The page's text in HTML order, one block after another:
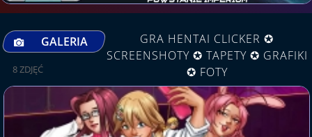
GALERIA
GRA HENTAI CLICKER ✪
SCREENSHOTY ✪ TAPETY ✪ GRAFIKI
✪ FOTY
8 ZDJĘĆ